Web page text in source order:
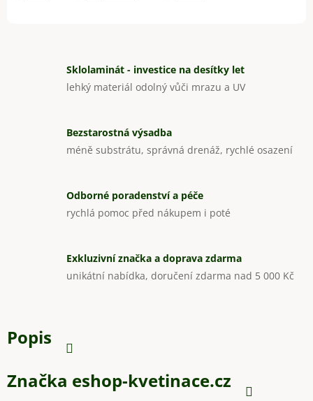
Sklolaminát - investice na desítky let
lehký materiál odolný vůči mrazu a UV
Bezstarostná výsadba
méně substrátu, správná drenáž, rychlé osazení
Odborné poradenství a péče
rychlá pomoc před nákupem i poté
Exkluzivní značka a doprava zdarma
unikátní nabídka, doručení zdarma nad 5 000 Kč
Popis
Značka eshop-kvetinace.cz